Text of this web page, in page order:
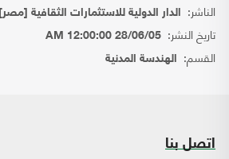
الناشر: الدار الدولية للاستثمارات الثقافية [مصر]
تاريخ النشر: 28/06/05 12:00:00 AM
القسم: الهندسة المدنية
اتصل بنا